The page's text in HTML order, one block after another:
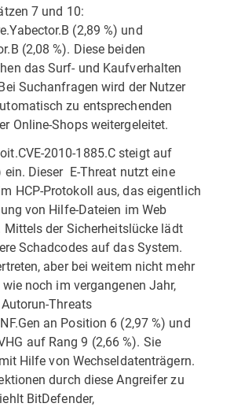
7 und 10:
(2,89 %) und
(2,08 %). Diese beiden
das Surf- und Kaufverhalten
Suchanfragen wird der Nutzer
zu entsprechenden
Online-Shops weitergeleitet.
2010-1885.C steigt auf
ein. Dieser E-Threat nutzt eine
HCP-Protokoll aus, das eigentlich
von Hilfe-Dateien im Web
Mittels der Sicherheitslücke lädt
Schadcodes auf das System.
aber bei weitem nicht mehr
noch im vergangenen Jahr,
Threats
an Position 6 (2,97 %) und
auf Rang 9 (2,66 %). Sie
Hilfe von Wechseldatenträgern.
durch diese Angreifer zu
BitDefender,